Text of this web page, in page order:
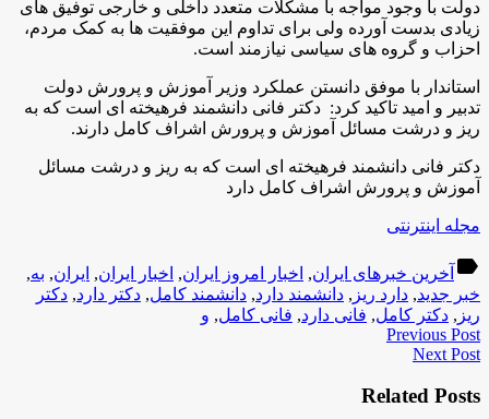
دولت با وجود مواجه با مشکلات متعدد داخلی و خارجی توفیق های
زیادی بدست آورده ولی برای تداوم این موفقیت ها به کمک مردم،
احزاب و گروه های سیاسی نیازمند است.
استاندار با موفق دانستن عملکرد وزیر آموزش و پرورش دولت
تدبیر و امید تاکید کرد: دکتر فانی دانشمند فرهیخته ای است که به
ریز و درشت مسائل آموزش و پرورش اشراف کامل دارند.
دکتر فانی دانشمند فرهیخته ای است که به ریز و درشت مسائل
آموزش و پرورش اشراف کامل دارد
مجله اینترنتی
label آخرین خبرهای ایران, اخبار امروز ایران, اخبار ایران, ایران, به,
خبر جدید, دارد ریز , دانشمند دارد, دانشمند کامل, دکتر دارد, دکتر
ریز , دکتر کامل, فانی دارد, فانی کامل, و
Previous Post
Next Post
Related Posts